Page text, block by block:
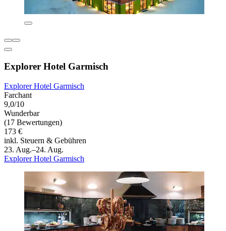
Explorer Hotel Garmisch
Explorer Hotel Garmisch
Farchant
9,0/10
Wunderbar
(17 Bewertungen)
173 €
inkl. Steuern & Gebühren
23. Aug.–24. Aug.
Explorer Hotel Garmisch